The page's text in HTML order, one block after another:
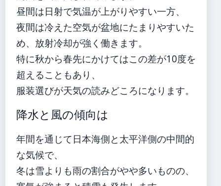
昼間は日射で気温が上がりやすい一方、
夜間は冷えた空気が盆地にたまりやすいた
め、放射冷却が強く働きます。
特に秋から春先にかけてはこの差が10度を
超えることもあり、
服装選びが天気の読みどころになります。
降水と風の傾向は
年間を通じて日本海側と太平洋側の中間的
な気候で、
冬は雪よりも雨の割合がやや多いものの、